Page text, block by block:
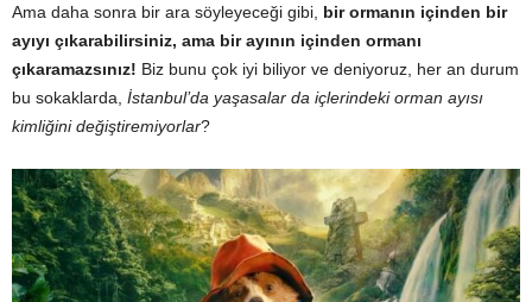
Ama daha sonra bir ara söyleyeceği gibi, bir ormanın içinden bir
ayıyı çıkarabilirsiniz, ama bir ayının içinden ormanı
çıkaramazsınız! Biz bunu çok iyi biliyor ve deniyoruz, her an durum
bu sokaklarda, İstanbul’da yaşasalar da içlerindeki orman ayısı
kimliğini değiştiremiyorlar?